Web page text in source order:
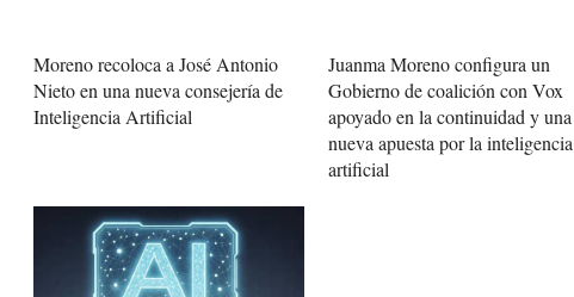
Moreno recoloca a José Antonio
Nieto en una nueva consejería de
Inteligencia Artificial
Juanma Moreno configura un
Gobierno de coalición con Vox
apoyado en la continuidad y una
nueva apuesta por la inteligencia
artificial